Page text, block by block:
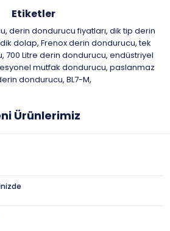
Etiketler
, derin dondurucu fiyatları, dik tip derin
dik dolap, Frenox derin dondurucu, tek
, 700 Litre derin dondurucu, endüstriyel
mutfak dondurucu, paslanmaz
dondurucu, BL7-M,
Ürünlerimiz